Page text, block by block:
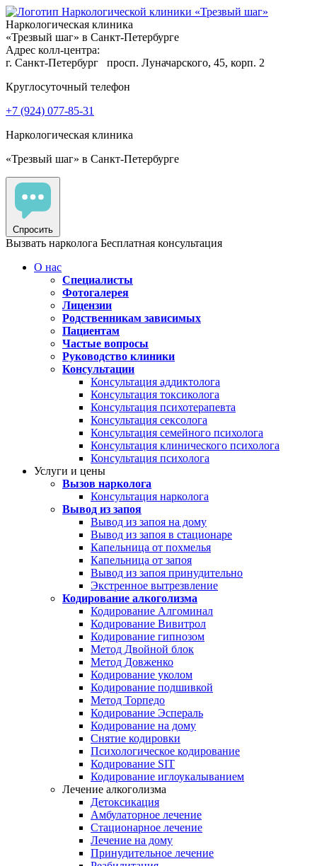
Наркологическая клиника
«Трезвый шаг» в Санкт-Петербурге
Адрес колл-центра:
г. Санкт-Петербург
просп. Луначарского, 45, корп. 2
Круглосуточный телефон
+7 (924) 077-85-31
Наркологическая клиника
«Трезвый шаг» в Санкт-Петербурге
Спросить
Вызвать нарколога Бесплатная консультация
О нас
Специалисты
Фотогалерея
Лицензии
Родственникам зависимых
Пациентам
Частые вопросы
Руководство клиники
Консультации
Консультация аддиктолога
Консультация токсиколога
Консультация психотерапевта
Консультация сексолога
Консультация семейного психолога
Консультация клинического психолога
Консультация психолога
Услуги и цены
Вызов нарколога
Консультация нарколога
Вывод из запоя
Вывод из запоя на дому
Вывод из запоя в стационаре
Капельница от похмелья
Капельница от запоя
Вывод из запоя принудительно
Экстренное вытрезвление
Кодирование алкоголизма
Кодирование Алгоминал
Кодирование Вивитрол
Кодирование гипнозом
Метод Двойной блок
Метод Довженко
Кодирование уколом
Кодирование подшивкой
Метод Торпедо
Кодирование Эспераль
Кодирование на дому
Снятие кодировки
Психологическое кодирование
Кодирование SIT
Кодирование иглоукалыванием
Лечение алкоголизма
Детоксикация
Амбулаторное лечение
Стационарное лечение
Лечение на дому
Принудительное лечение